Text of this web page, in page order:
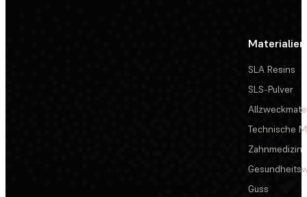
Materialien
SLA Resins
SLS-Pulver
Technische
Zahnmedizin
Guss